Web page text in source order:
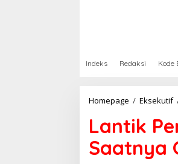
Indeks Redaksi Kode
Homepage / Eksekutif
Lantik
Saatnya